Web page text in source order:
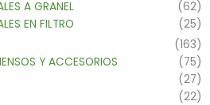
A GRANEL
(62)
EN FILTRO
(25)
(163)
Y ACCESORIOS
(75)
(27)
(22)